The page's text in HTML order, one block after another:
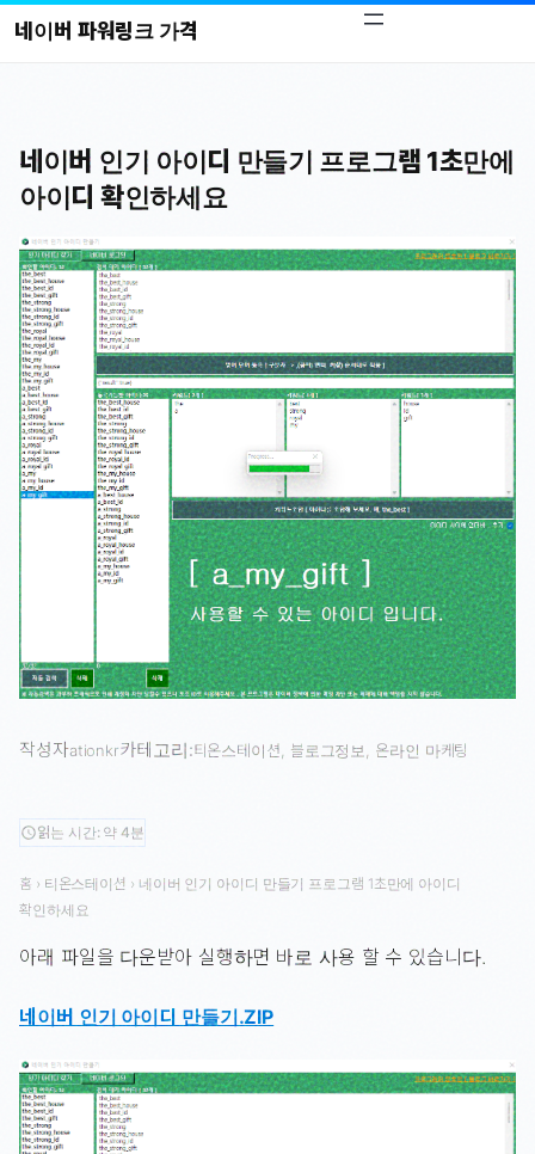
콘
바
로
가
기
네이버 파워링크 가격
네이버 인기 아이디 만들기 프로그램 1초만에
아이디 확인하세요
작성자ationkr카테고리:티온스테이션 블로그정보 온라인 마케팅
schedule읽는 시간: 약 4분
홈 › 티온스테이션 › 네이버 인기 아이디 만들기 프로그램 1초만에 아이디
확인하세요
아래 파일을 다운받아 실행하면 바로 사용 할 수 있습니다.
네이버 인기 아이디 만들기.ZIP